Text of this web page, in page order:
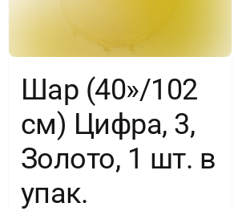
Шар (40»/102
см) Цифра, 3,
Золото, 1 шт. в
упак.